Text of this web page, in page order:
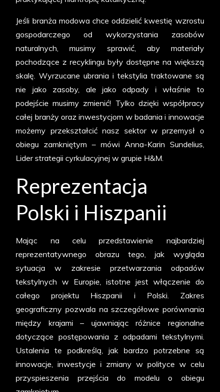
Jeśli branża modowa chce oddzielić kwestię wzrostu
gospodarczego od wykorzystania zasobów
naturalnych, musimy sprawić, aby materiały
pochodzące z recyklingu były dostępne na większą
skalę. Wyrzucane ubrania i tekstylia traktowane są
nie jako zasoby, ale jako odpady i właśnie to
podejście musimy zmienić! Tylko dzięki współpracy
całej branży oraz inwestycjom w badania i innowacje
możemy przekształcić nasz sektor w przemysł o
obiegu zamkniętym – mówi Anna-Karin Sundelius,
Lider strategii cyrkulacyjnej w grupie H&M.
Reprezentacja
Polski i Hiszpanii
Mając na celu przedstawienie najbardziej
reprezentatywnego obrazu tego, jak wygląda
sytuacja w zakresie przetwarzania odpadów
tekstylnych w Europie, istotne jest włączenie do
całego projektu Hiszpanii i Polski. Zakres
geograficzny pozwala na szczegółowe porównania
między krajami – ujawniając różnice regionalne
dotyczące postępowania z odpadami tekstylnymi.
Ustalenia te podkreślą, jak bardzo potrzebne są
innowacje, inwestycje i zmiany w polityce w celu
przyspieszenia przejścia do modelu o obiegu